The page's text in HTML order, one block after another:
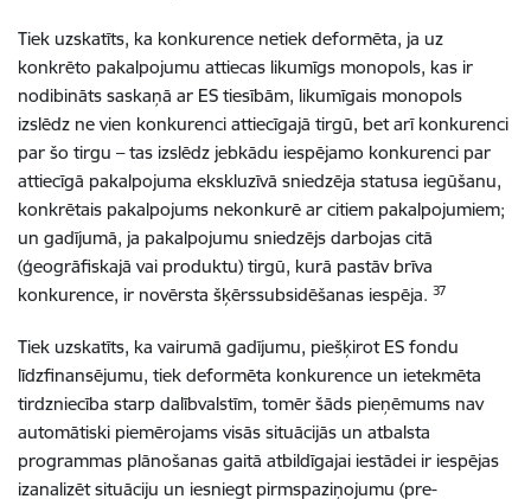
Tiek uzskatīts, ka konkurence netiek deformēta, ja uz
konkrēto pakalpojumu attiecas likumīgs monopols, kas ir
nodibināts saskaņā ar ES tiesībām, likumīgais monopols
izslēdz ne vien konkurenci attiecīgajā tirgū, bet arī konkurenci
par šo tirgu – tas izslēdz jebkādu iespējamo konkurenci par
attiecīgā pakalpojuma ekskluzīvā sniedzēja statusa iegūšanu,
konkrētais pakalpojums nekonkurē ar citiem pakalpojumiem;
un gadījumā, ja pakalpojumu sniedzējs darbojas citā
(ģeogrāfiskajā vai produktu) tirgū, kurā pastāv brīva
konkurence, ir novērsta šķērssubsidēšanas iespēja. 37
Tiek uzskatīts, ka vairumā gadījumu, piešķirot ES fondu
līdzfinansējumu, tiek deformēta konkurence un ietekmēta
tirdzniecība starp dalībvalstīm, tomēr šāds pieņēmums nav
automātiski piemērojams visās situācijās un atbalsta
programmas plānošanas gaitā atbildīgajai iestādei ir iespējas
izanalizēt situāciju un iesniegt pirmspaziņojumu (pre-